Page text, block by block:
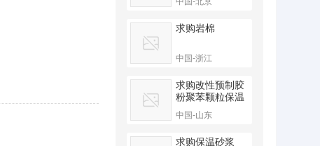
求购岩棉
中国-浙江
求购改性预制胶
粉聚苯颗粒保温
板
中国-山东
求购保温砂浆